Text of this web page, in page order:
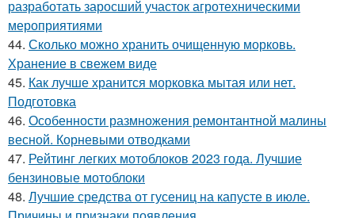
разработать заросший участок агротехническими
мероприятиями
44. Сколько можно хранить очищенную морковь.
Хранение в свежем виде
45. Как лучше хранится морковка мытая или нет.
Подготовка
46. Особенности размножения ремонтантной малины
весной. Корневыми отводками
47. Рейтинг легких мотоблоков 2023 года. Лучшие
бензиновые мотоблоки
48. Лучшие средства от гусениц на капусте в июле.